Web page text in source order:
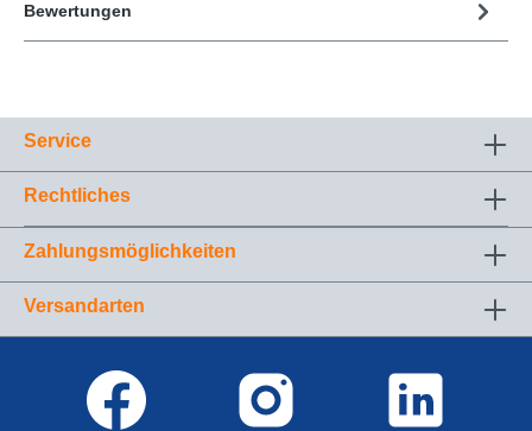
Bewertungen
Service
Rechtliches
Zahlungsmöglichkeiten
Versandarten